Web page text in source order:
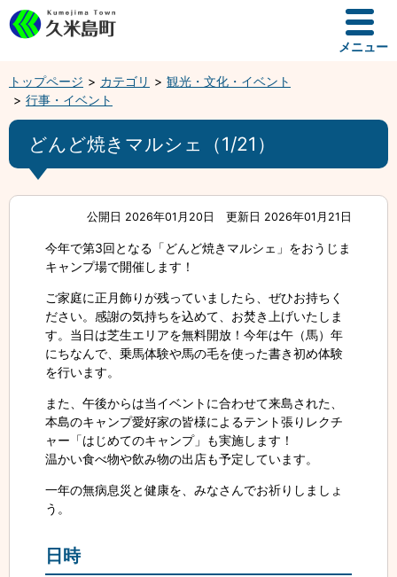
メニュー
トップページ カテゴリ
観光・文化・イベント
行事・イベント
どんど焼きマルシェ（1/21）
公開日 2026年01月20日 更新日 2026年01月21日
今年で第3回となる「どんど焼きマルシェ」をおうじま
キャンプ場で開催します！
ご家庭に正月飾りが残っていましたら、ぜひお持ちく
ださい。感謝の気持ちを込めて、お焚き上げいたしま
す。当日は芝生エリアを無料開放！今年は午（馬）年
にちなんで、乗馬体験や馬の毛を使った書き初め体験
を行います。
また、午後からは当イベントに合わせて来島された、
本島のキャンプ愛好家の皆様によるテント張りレクチ
ャー「はじめてのキャンプ」も実施します！
温かい食べ物や飲み物の出店も予定しています。
一年の無病息災と健康を、みなさんでお祈りしましょ
う。
日時